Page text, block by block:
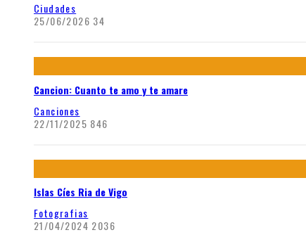
Ciudades
25/06/2026 34
Cancion: Cuanto te amo y te amare
Canciones
22/11/2025 846
Islas Cíes Ria de Vigo
Fotografias
21/04/2024 2036